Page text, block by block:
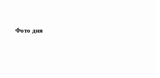
Фото дня